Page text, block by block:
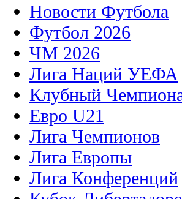
Новости Футбола
Футбол 2026
ЧМ 2026
Лига Наций УЕФА
Клубный
Евро U21
Лига Чемпионов
Лига Европы
Лига Конференций